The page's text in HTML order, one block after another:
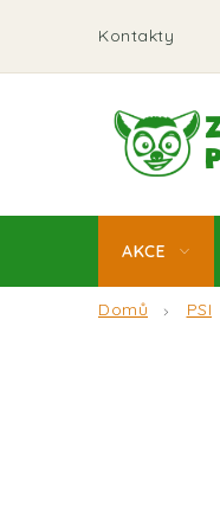
obsah
Kontakty
AKCE
Domů PSI